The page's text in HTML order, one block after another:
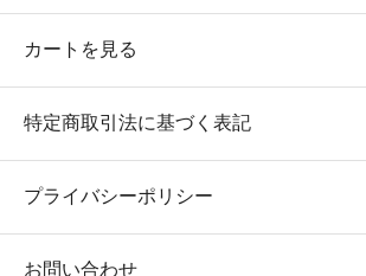
カートを見る
特定商取引法に基づく表記
プライバシーポリシー
お問い合わせ